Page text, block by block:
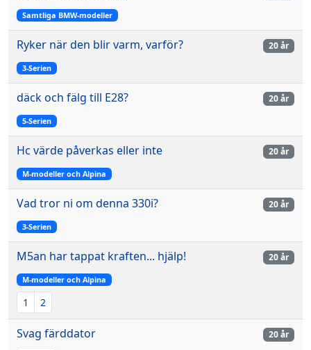
Samtliga BMW-modeller
Ryker när den blir varm, varför?
3-Serien
20 år
däck och fälg till E28?
5-Serien
20 år
Hc värde påverkas eller inte
M-modeller och Alpina
20 år
Vad tror ni om denna 330i?
3-Serien
20 år
M5an har tappat kraften... hjälp!
M-modeller och Alpina
1 2
20 år
Svag färddator 20 år